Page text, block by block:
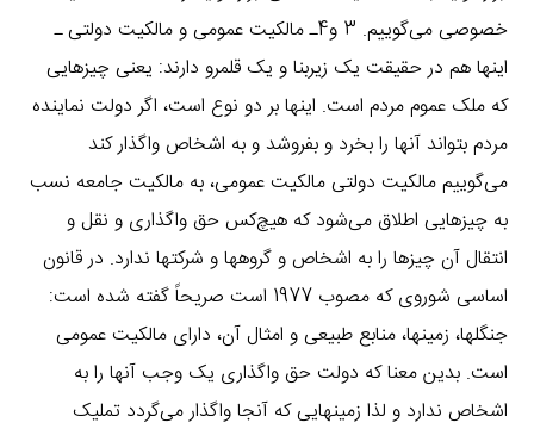
خصوصی می‌گوییم. 3 و4ـ مالکیت عمومی و مالکیت دولتی ـ
اینها هم در حقیقت یک زیربنا و یک قلمرو دارند: یعنی چیزهایی
که ملک عموم مردم است. اینها بر دو نوع است، اگر دولت نماینده
مردم بتواند آنها را بخرد و بفروشد و به اشخاص واگذار کند
می‌گوییم مالکیت دولتی مالکیت عمومی، به مالکیت جامعه نسب
به چیزهایی اطلاق می‌شود که هیچ‌کس حق واگذاری و نقل و
انتقال آن چیزها را به اشخاص و گروهها و شرکتها ندارد. در قانون
اساسی شوروی که مصوب 1977 است صریحاً گفته شده است:
جنگلها، زمینها، منابع طبیعی و امثال آن، دارای مالکیت عمومی
است. بدین معنا که دولت حق واگذاری یک وجب آنها را به
اشخاص ندارد و لذا زمینهایی که آنجا واگذار می‌گردد تملیک